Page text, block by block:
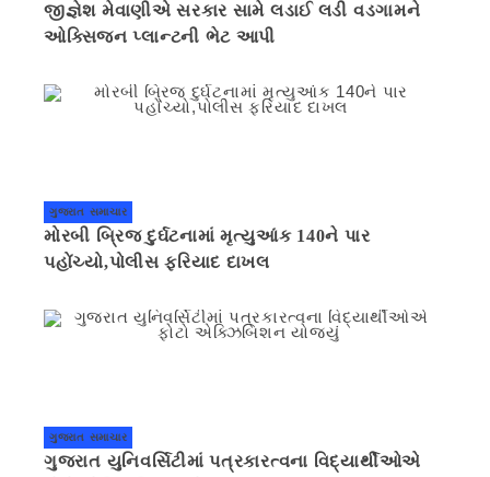
જીજ્ઞેશ મેવાણીએ સરકાર સામે લડાઈ લડી વડગામને
ઓક્સિજન પ્લાન્ટની ભેટ આપી
ગુજરાત સમાચાર
મોરબી બ્રિજ દુર્ઘટનામાં મૃત્યુઆંક 140ને પાર
પહોંચ્યો,પોલીસ ફરિયાદ દાખલ
ગુજરાત સમાચાર
ગુજરાત યુનિવર્સિટીમાં પત્રકારત્વના વિદ્યાર્થીઓએ